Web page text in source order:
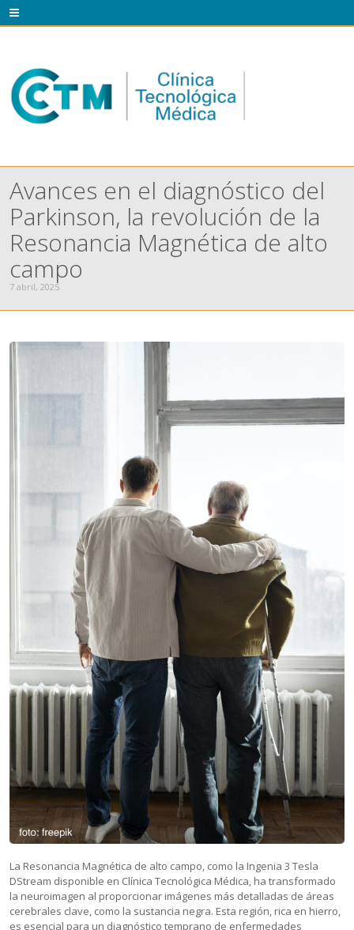
Avances en el diagnóstico del
Parkinson, la revolución de la
Resonancia Magnética de alto
campo
7 abril, 2025
La Resonancia Magnética de alto campo, como la Ingenia 3 Tesla
DStream disponible en Clínica Tecnológica Médica, ha transformado
la neuroimagen al proporcionar imágenes más detalladas de áreas
cerebrales clave, como la sustancia negra. Esta región, rica en hierro,
es esencial para un diagnóstico temprano de enfermedades